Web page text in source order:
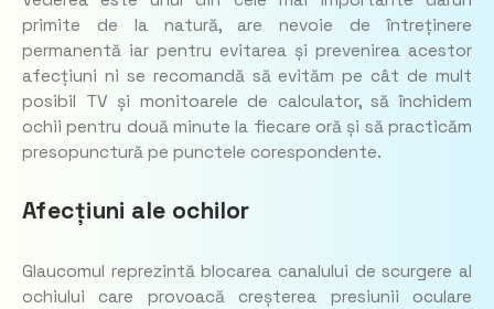
primite de la natură, are nevoie de întreținere
permanentă iar pentru evitarea și prevenirea acestor
afecțiuni ni se recomandă să evităm pe cât de mult
posibil TV și monitoarele de calculator, să închidem
ochii pentru două minute la fiecare oră și să practicăm
presopunctură pe punctele corespondente.
Afecțiuni ale ochilor
Glaucomul reprezintă blocarea canalului de scurgere al
ochiului care provoacă creșterea presiunii oculare